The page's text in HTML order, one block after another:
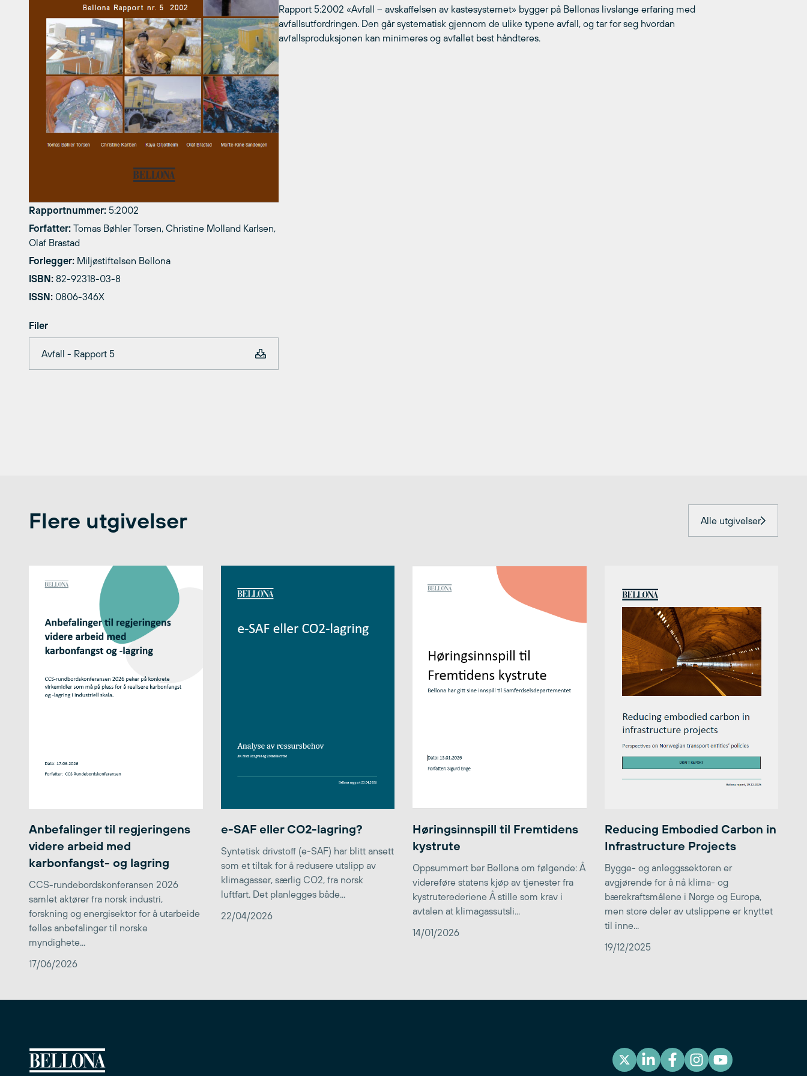
Rapportnummer: 5:2002
Forfatter: Tomas Bøhler Torsen, Christine Molland Karlsen,
Olaf Brastad
Forlegger: Miljøstiftelsen Bellona
ISBN: 82-92318-03-8
ISSN: 0806-346X
Filer
Avfall - Rapport 5
Rapport 5:2002 «Avfall – avskaffelsen av kastesystemet» bygger på Bellonas livslange erfaring med
avfallsutfordringen. Den går systematisk gjennom de ulike typene avfall, og tar for seg hvordan
avfallsproduksjonen kan minimeres og avfallet best håndteres.
Flere utgivelser Alle utgivelser
Anbefalinger til regjeringens
videre arbeid med
karbonfangst- og lagring
CCS-rundebordskonferansen 2026
samlet aktører fra norsk industri,
forskning og energisektor for å utarbeide
felles anbefalinger til norske
myndighete...
17/06/2026
e-SAF eller CO2-lagring?
Syntetisk drivstoff (e-SAF) har blitt ansett
som et tiltak for å redusere utslipp av
klimagasser, særlig CO2, fra norsk
luftfart. Det planlegges både...
22/04/2026
Høringsinnspill til Fremtidens
kystrute
Oppsummert ber Bellona om følgende: Å
videreføre statens kjøp av tjenester fra
kystruterederiene Å stille som krav i
avtalen at klimagassutsli...
14/01/2026
Reducing Embodied Carbon in
Infrastructure Projects
Bygge- og anleggssektoren er
avgjørende for å nå klima- og
bærekraftsmålene i Norge og Europa,
men store deler av utslippene er knyttet
til inne...
19/12/2025